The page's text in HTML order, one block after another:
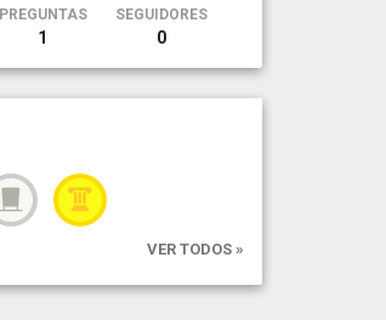
PREGUNTAS
1
SEGUIDORES
0
VER TODOS »